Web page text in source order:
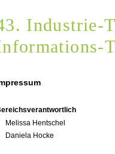
Industrie-
Melissa Hentschel
Daniela Hocke